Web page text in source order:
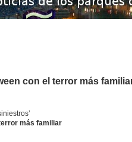
con el terror más
más familiar